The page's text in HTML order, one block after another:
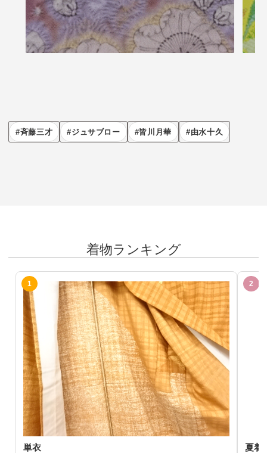
斉藤三才 ジュサブロー 皆川月華 由水十久
着物ランキング
単衣
夏着